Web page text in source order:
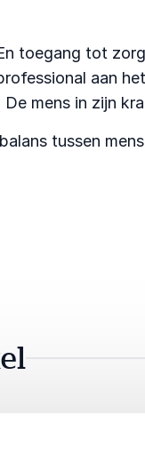
toegang tot
aan
mens in zijn
tussen